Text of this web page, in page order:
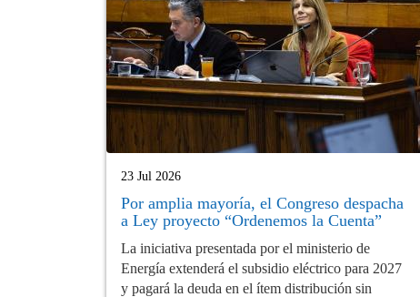
23 Jul 2026
Por amplia mayoría, el Congreso despacha
a Ley proyecto “Ordenemos la Cuenta”
La iniciativa presentada por el ministerio de
Energía extenderá el subsidio eléctrico para 2027
y pagará la deuda en el ítem distribución sin